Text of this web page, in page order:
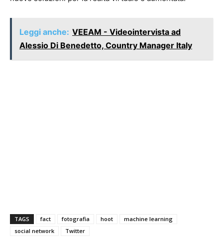
Leggi anche: VEEAM - Videointervista ad
Alessio Di Benedetto, Country Manager Italy
TAGS fact fotografia hoot
machine learning
social network
Twitter